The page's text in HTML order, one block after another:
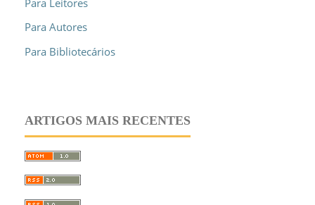
Para Autores
Para Bibliotecários
ARTIGOS MAIS RECENTES